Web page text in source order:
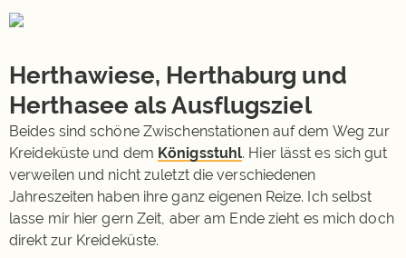
Herthawiese, Herthaburg und
Herthasee als Ausflugsziel
Beides sind schöne Zwischenstationen auf dem Weg zur
Kreideküste und dem Königsstuhl. Hier lässt es sich gut
verweilen und nicht zuletzt die verschiedenen
Jahreszeiten haben ihre ganz eigenen Reize. Ich selbst
lasse mir hier gern Zeit, aber am Ende zieht es mich doch
direkt zur Kreideküste.